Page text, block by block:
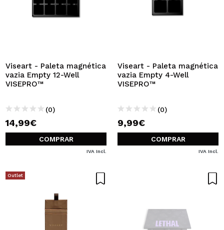
Viseart - Paleta magnética
vazia Empty 12-Well
VISEPRO™
(0)
14,99€
COMPRAR
IVA Incl.
Viseart - Paleta magnética
vazia Empty 4-Well
VISEPRO™
(0)
9,99€
COMPRAR
IVA Incl.
Outlet